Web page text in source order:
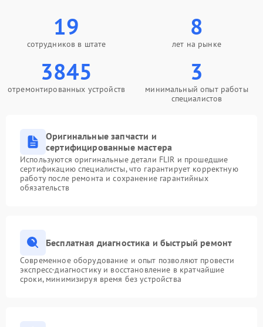
19
сотрудников в штате
8
лет на рынке
3845
отремонтированных устройств
3
минимальный опыт работы
специалистов
Оригинальные запчасти и
сертифицированные мастера
Используются оригинальные детали FLIR и прошедшие
сертификацию специалисты, что гарантирует корректную
работу после ремонта и сохранение гарантийных
обязательств
Бесплатная диагностика и быстрый ремонт
Современное оборудование и опыт позволяют провести
экспресс-диагностику и восстановление в кратчайшие
сроки, минимизируя время без устройства